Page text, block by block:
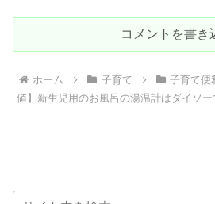
コメントを書き
ホーム 子育て 子育て便
値】新生児用のお風呂の湯温計はダイソー